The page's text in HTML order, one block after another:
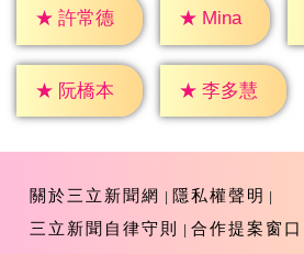
★ 許常德 ★ Mina
★ 阮橋本 ★ 李多慧
關於三立新聞網
隱私權聲明
三立新聞自律守則
合作提案窗口